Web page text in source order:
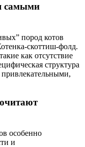
самыми
пород котов
скоттиш-фолд.
как отсутствие
структура
особенно
и